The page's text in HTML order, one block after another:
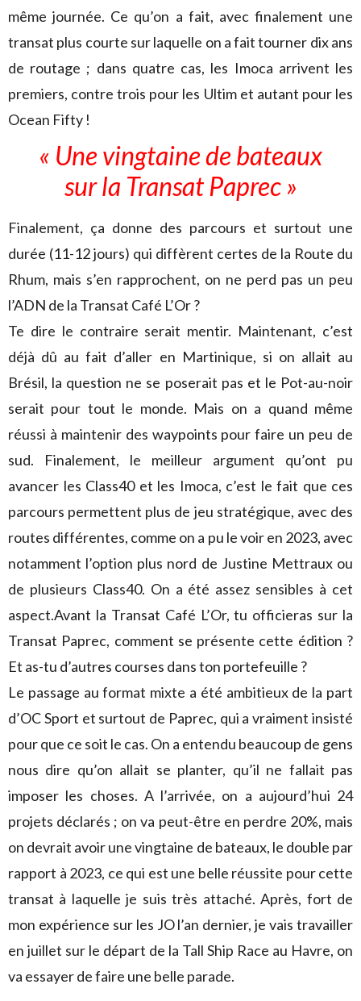
même journée. Ce qu’on a fait, avec finalement une
transat plus courte sur laquelle on a fait tourner dix ans
de routage ; dans quatre cas, les Imoca arrivent les
premiers, contre trois pour les Ultim et autant pour les
Ocean Fifty !
« Une vingtaine de bateaux
sur la Transat Paprec »
Finalement, ça donne des parcours et surtout une
durée (11-12 jours) qui diffèrent certes de la Route du
Rhum, mais s’en rapprochent, on ne perd pas un peu
l’ADN de la Transat Café L’Or ?
Te dire le contraire serait mentir. Maintenant, c’est
déjà dû au fait d’aller en Martinique, si on allait au
Brésil, la question ne se poserait pas et le Pot-au-noir
serait pour tout le monde. Mais on a quand même
réussi à maintenir des waypoints pour faire un peu de
sud. Finalement, le meilleur argument qu’ont pu
avancer les Class40 et les Imoca, c’est le fait que ces
parcours permettent plus de jeu stratégique, avec des
routes différentes, comme on a pu le voir en 2023, avec
notamment l’option plus nord de Justine Mettraux ou
de plusieurs Class40. On a été assez sensibles à cet
aspect.Avant la Transat Café L’Or, tu officieras sur la
Transat Paprec, comment se présente cette édition ?
Et as-tu d’autres courses dans ton portefeuille ?
Le passage au format mixte a été ambitieux de la part
d’OC Sport et surtout de Paprec, qui a vraiment insisté
pour que ce soit le cas. On a entendu beaucoup de gens
nous dire qu’on allait se planter, qu’il ne fallait pas
imposer les choses. A l’arrivée, on a aujourd’hui 24
projets déclarés ; on va peut-être en perdre 20%, mais
on devrait avoir une vingtaine de bateaux, le double par
rapport à 2023, ce qui est une belle réussite pour cette
transat à laquelle je suis très attaché. Après, fort de
mon expérience sur les JO l’an dernier, je vais travailler
en juillet sur le départ de la Tall Ship Race au Havre, on
va essayer de faire une belle parade.